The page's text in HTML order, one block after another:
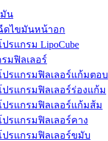
มัน
ดไขมันหน้าอก
ปรแกรม LipoCube
มฟิลเลอร์
ปรแกรมฟิลเลอร์แก้มตอบ
ปรแกรมฟิลเลอร์ร่องแก้ม
ปรแกรมฟิลเลอร์แก้มส้ม
ปรแกรมฟิลเลอร์คาง
ปรแกรมฟิลเลอร์ขมับ